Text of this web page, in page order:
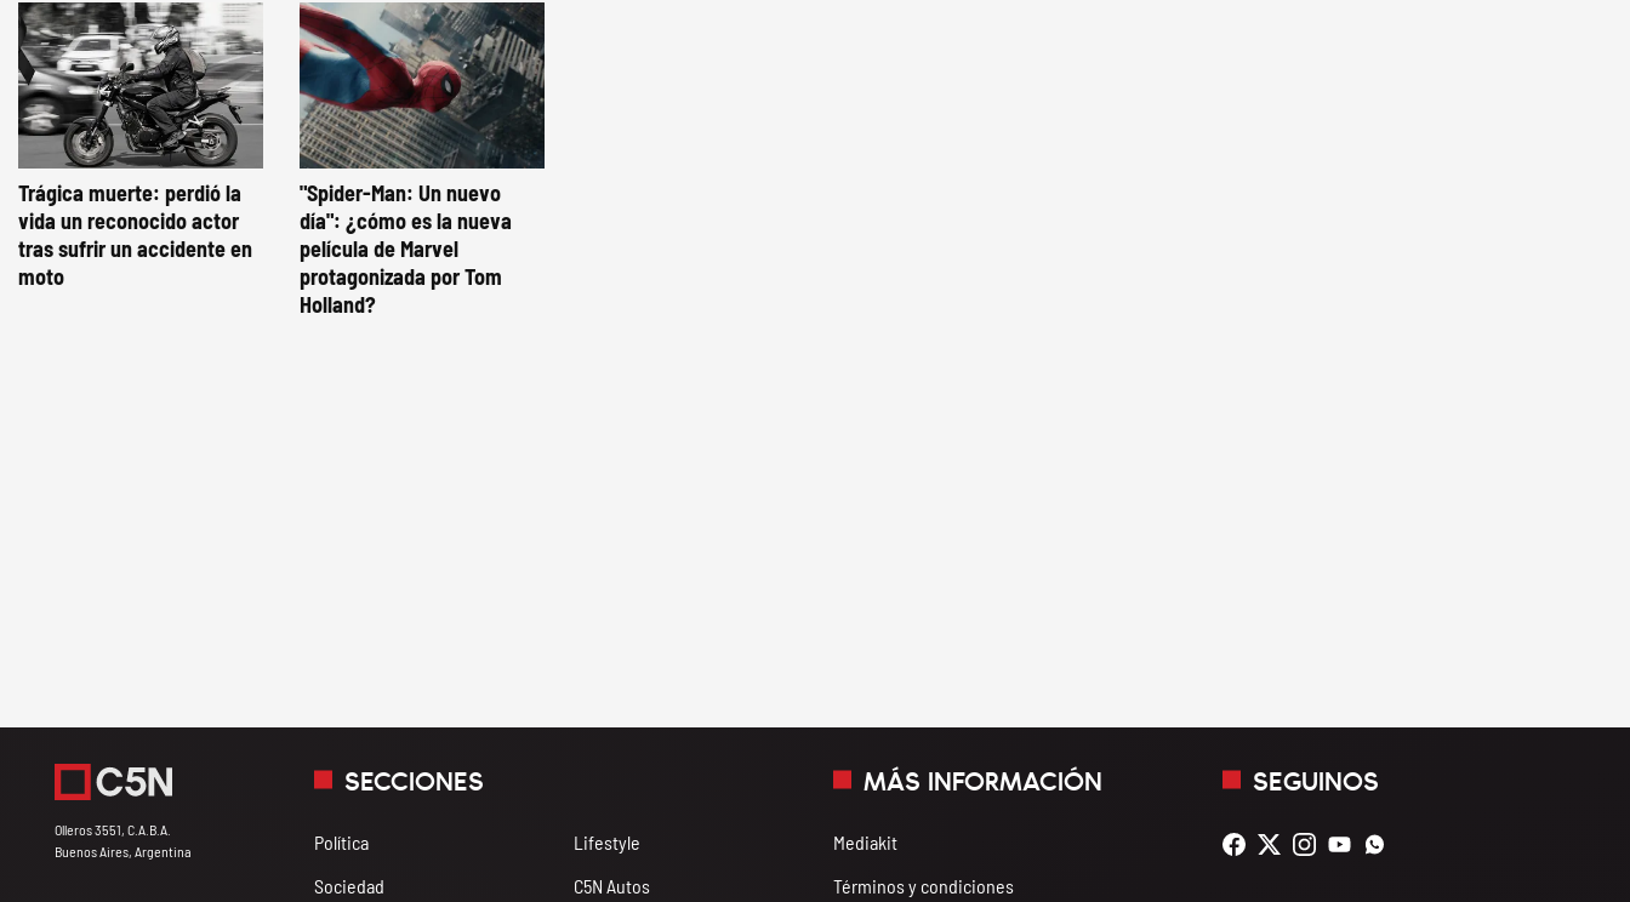
Trágica muerte: perdió la
vida un reconocido actor
tras sufrir un accidente en
moto
"Spider-Man: Un nuevo
día": ¿cómo es la nueva
película de Marvel
protagonizada por Tom
Holland?
Olleros 3551, C.A.B.A.
Buenos Aires, Argentina
SECCIONES
Política
Sociedad
Lifestyle
C5N Autos
MÁS INFORMACIÓN
Mediakit
Términos y condiciones
SEGUINOS